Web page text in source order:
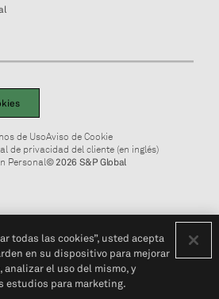
de UsoAviso de Cookie
de privacidad del cliente (en inglés)
Personal© 2026 S&P Global
todas las cookies”, usted acepta
en su dispositivo para mejorar
analizar el uso del mismo, y
estudios para marketing.